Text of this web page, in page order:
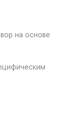
на основе